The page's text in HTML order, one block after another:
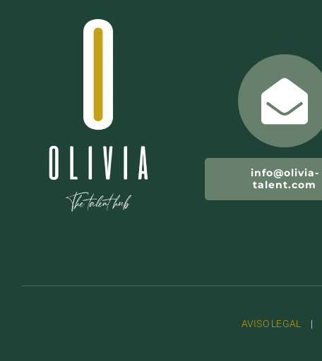
info@olivia-
talent.com
AVISO LEGAL |